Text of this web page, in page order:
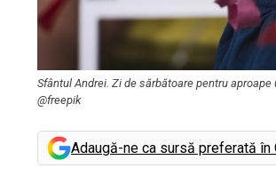
Sfântul Andrei. Zi de sărbătoare pentru
@freepik
Adaugă-ne ca sursă preferată în